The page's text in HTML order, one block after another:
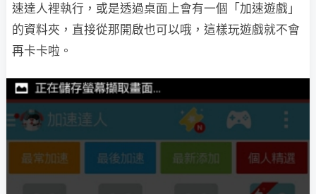
速達人裡執行，或是透過桌面上會有一個「加速遊戲」
的資料夾，直接從那開啟也可以哦，這樣玩遊戲就不會
再卡卡啦。